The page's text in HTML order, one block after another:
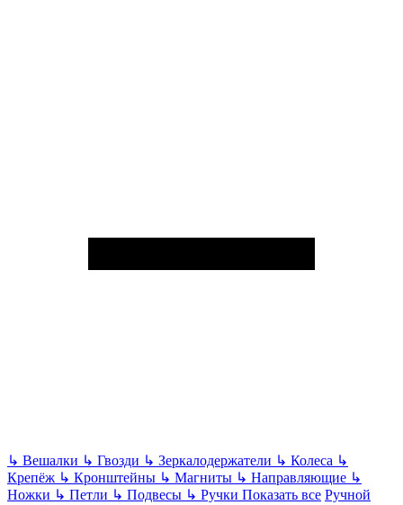
↳ Вешалки ↳ Гвозди ↳ Зеркалодержатели ↳ Колеса ↳
Крепёж ↳ Кронштейны ↳ Магниты ↳ Направляющие ↳
Ножки ↳ Петли ↳ Подвесы ↳ Ручки Показать все Ручной